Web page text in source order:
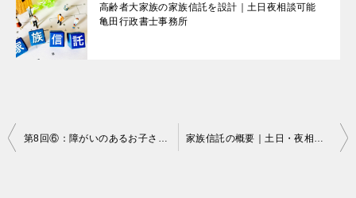
高齢者大家族の家族信託を設計｜土日夜相談可能
亀田行政書士事務所
投
第8回⑥：障がいのあるお子さんの未来に「安心」を届けるために｜土日・夜相談OK！相続専門・亀田行政書士事務所 家族信託の概要｜土日・夜相談可能 亀田行政書士事務所